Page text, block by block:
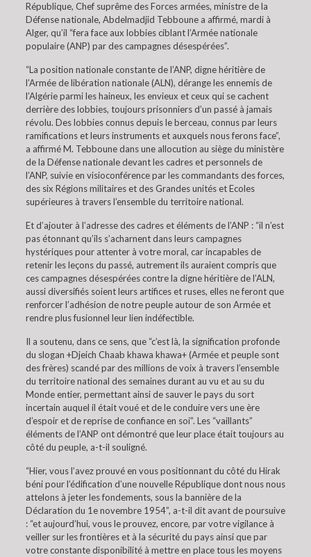
République, Chef suprême des Forces armées, ministre de la
Défense nationale, Abdelmadjid Tebboune a affirmé, mardi à
Alger, qu’il “fera face aux lobbies ciblant l’Armée nationale
populaire (ANP) par des campagnes désespérées”.
“La position nationale constante de l’ANP, digne héritière de
l’Armée de libération nationale (ALN), dérange les ennemis de
l’Algérie parmi les haineux, les envieux et ceux qui se cachent
derrière des lobbies, toujours prisonniers d’un passé à jamais
révolu. Des lobbies connus depuis le berceau, connus par leurs
ramifications et leurs instruments et auxquels nous ferons face”,
a affirmé M. Tebboune dans une allocution au siège du ministère
de la Défense nationale devant les cadres et personnels de
l’ANP, suivie en visioconférence par les commandants des forces,
des six Régions militaires et des Grandes unités et Ecoles
supérieures à travers l’ensemble du territoire national.
Et d’ajouter à l’adresse des cadres et éléments de l’ANP : “il n’est
pas étonnant qu’ils s’acharnent dans leurs campagnes
hystériques pour attenter à votre moral, car incapables de
retenir les leçons du passé, autrement ils auraient compris que
ces campagnes désespérées contre la digne héritière de l’ALN,
aussi diversifiés soient leurs artifices et ruses, elles ne feront que
renforcer l’adhésion de notre peuple autour de son Armée et
rendre plus fusionnel leur lien indéfectible.
Il a soutenu, dans ce sens, que “c’est là, la signification profonde
du slogan +Djeich Chaab khawa khawa+ (Armée et peuple sont
des frères) scandé par des millions de voix à travers l’ensemble
du territoire national des semaines durant au vu et au su du
Monde entier, permettant ainsi de sauver le pays du sort
incertain auquel il était voué et de le conduire vers une ère
d’espoir et de reprise de confiance en soi”. Les “vaillants”
éléments de l’ANP ont démontré que leur place était toujours au
côté du peuple, a-t-il souligné.
“Hier, vous l’avez prouvé en vous positionnant du côté du Hirak
béni pour l’édification d’une nouvelle République dont nous nous
attelons à jeter les fondements, sous la bannière de la
Déclaration du 1e novembre 1954”, a-t-il dit avant de poursuive
: “et aujourd’hui, vous le prouvez, encore, par votre vigilance à
veiller sur les frontières et à la sécurité du pays ainsi que par
votre constante disponibilité à mettre en place tous les moyens